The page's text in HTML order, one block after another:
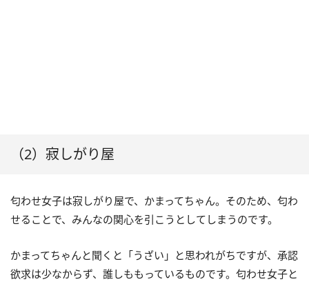
（2）寂しがり屋
匂わせ女子は寂しがり屋で、かまってちゃん。そのため、匂わ
せることで、みんなの関心を引こうとしてしまうのです。
かまってちゃんと聞くと「うざい」と思われがちですが、承認
欲求は少なからず、誰しももっているものです。匂わせ女子と